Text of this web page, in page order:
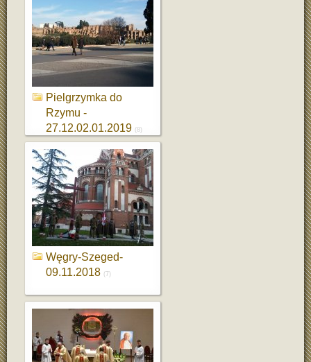
Pielgrzymka do
Rzymu -
27.12.02.01.2019 (8)
Węgry-Szeged-
09.11.2018 (7)